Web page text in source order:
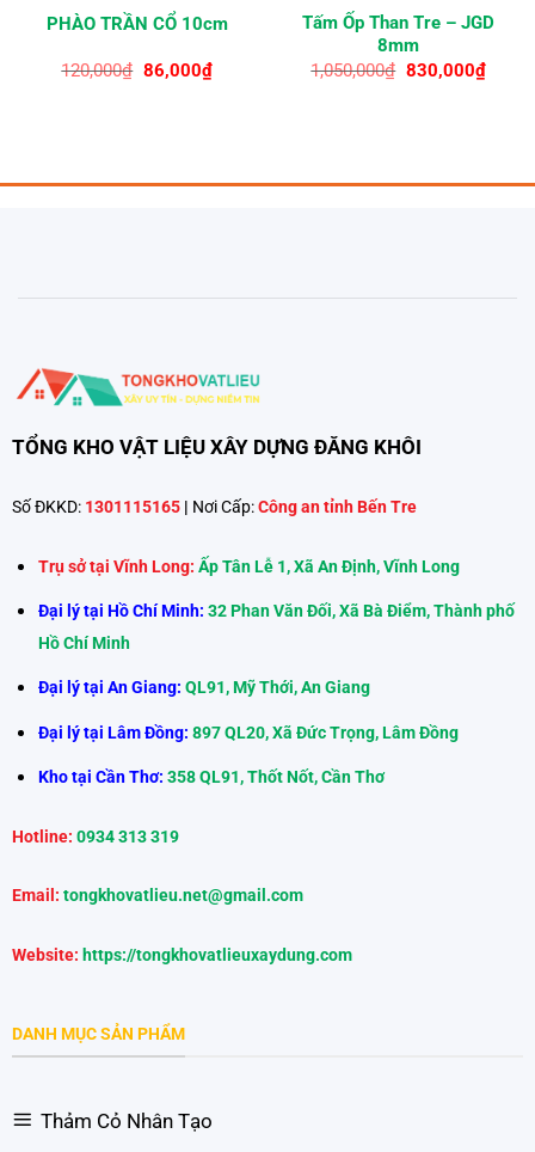
PHÀO TRẦN CỔ 10cm
120,000₫ Giá
gốc
86,000₫Giá
hiện
Tấm Ốp Than Tre – JGD
8mm
1,050,000₫ Giá
830,000₫Giá
hiện
TỔNG KHO VẬT LIỆU XÂY DỰNG ĐĂNG KHÔI
Số ĐKKD: 1301115165 | Nơi Cấp: Công an tỉnh Bến Tre
Trụ sở tại Vĩnh Long: Ấp Tân Lễ 1, Xã An Định, Vĩnh Long
Đại lý tại Hồ Chí Minh: 32 Phan Văn Đối, Xã Bà Điểm, Thành phố
Hồ Chí Minh
Đại lý tại An Giang: QL91, Mỹ Thới, An Giang
Đại lý tại Lâm Đồng:897 QL20, Xã Đức Trọng, Lâm Đồng
Kho tại Cần Thơ: 358 QL91, Thốt Nốt, Cần Thơ
Hotline: 0934 313 319
Email: tongkhovatlieu.net@gmail.com
Website: https://tongkhovatlieuxaydung.com
DANH MỤC SẢN PHẨM
Thảm Cỏ Nhân Tạo